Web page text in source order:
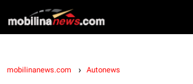
mobilinanews.com Autonews